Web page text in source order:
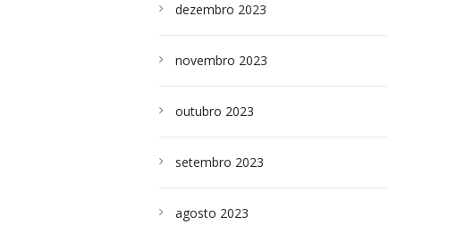
dezembro 2023
novembro 2023
outubro 2023
setembro 2023
agosto 2023